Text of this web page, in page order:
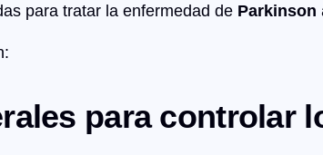
para tratar la enfermedad de Parkinson
para controlar